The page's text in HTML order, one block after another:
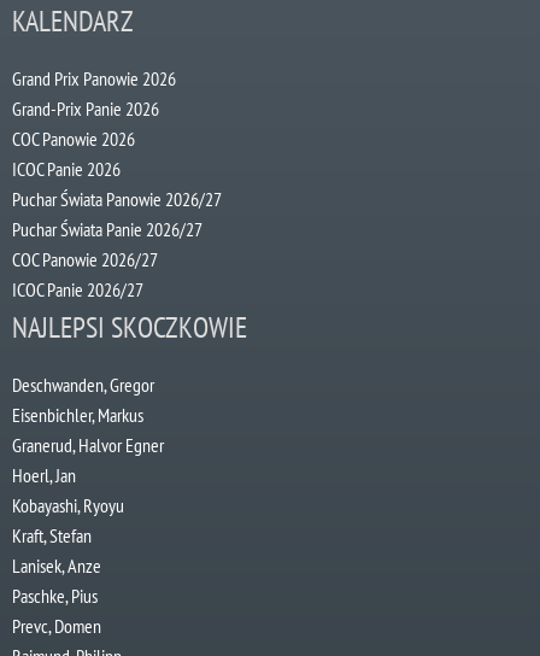
KALENDARZ
Grand Prix Panowie 2026
Grand-Prix Panie 2026
COC Panowie 2026
ICOC Panie 2026
Puchar Świata Panowie 2026/27
Puchar Świata Panie 2026/27
COC Panowie 2026/27
ICOC Panie 2026/27
NAJLEPSI SKOCZKOWIE
Deschwanden, Gregor
Eisenbichler, Markus
Granerud, Halvor Egner
Hoerl, Jan
Kobayashi, Ryoyu
Kraft, Stefan
Lanisek, Anze
Paschke, Pius
Prevc, Domen